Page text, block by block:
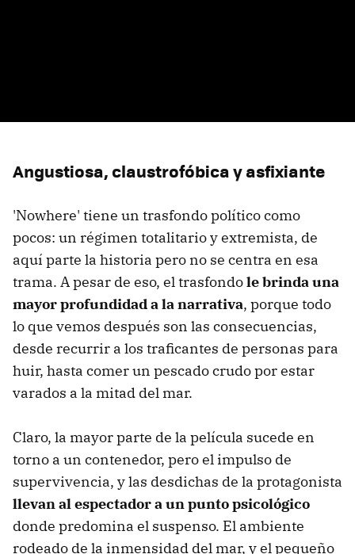
Angustiosa, claustrofóbica y asfixiante
'Nowhere' tiene un trasfondo político como
pocos: un régimen totalitario y extremista, de
aquí parte la historia pero no se centra en esa
trama. A pesar de eso, el trasfondole brinda una
mayor profundidad a la narrativa, porque todo
lo que vemos después son las consecuencias,
desde recurrir a los traficantes de personas para
huir, hasta comer un pescado crudo por estar
varados a la mitad del mar.
Claro, la mayor parte de la película sucede en
torno a un contenedor, pero el impulso de
supervivencia, y las desdichas de la protagonista
llevan al espectador a un punto psicológico
donde predomina el suspenso. El ambiente
rodeado de la inmensidad del mar, y el pequeño